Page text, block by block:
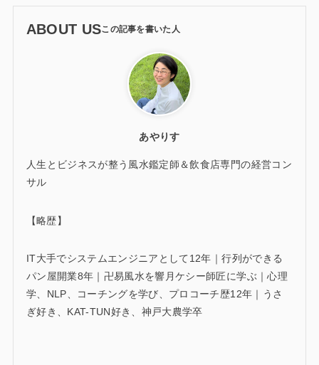
ABOUT US
あやりす
人生とビジネスが整う風水鑑定師＆飲食店専門の経営コン
サル
【略歴】
IT大手でシステムエンジニアとして12年｜行列ができる
パン屋開業8年｜卍易風水を響月ケシー師匠に学ぶ｜心理
学、NLP、コーチングを学び、プロコーチ歴12年｜うさ
ぎ好き、KAT-TUN好き、神戸大農学卒